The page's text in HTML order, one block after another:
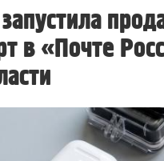
в «Почте